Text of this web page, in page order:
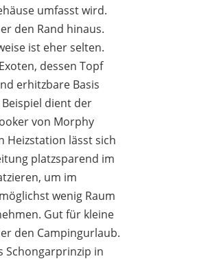
umfasst wird.
den Rand hinaus.
ist eher selten.
dessen Topf
erhitzbare Basis
dient der
von Morphy
Heizstation lässt sich
platzsparend im
um im
wenig Raum
Gut für kleine
den Campingurlaub.
Schongarprinzip in